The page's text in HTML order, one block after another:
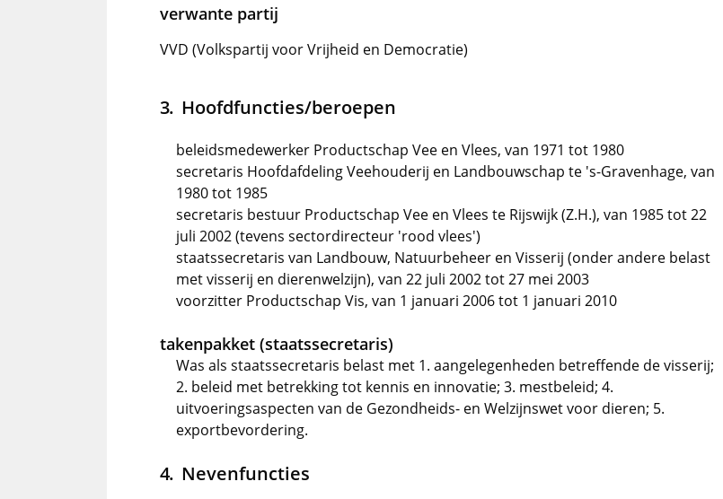
verwante partij
VVD (Volkspartij voor Vrijheid en Democratie)
Hoofdfuncties/beroepen
beleidsmedewerker Productschap Vee en Vlees, van 1971 tot 1980
secretaris Hoofdafdeling Veehouderij en Landbouwschap te 's-Gravenhage, van
1980 tot 1985
secretaris bestuur Productschap Vee en Vlees te Rijswijk (Z.H.), van 1985 tot 22
juli 2002 (tevens sectordirecteur 'rood vlees')
staatssecretaris van Landbouw, Natuurbeheer en Visserij (onder andere belast
met visserij en dierenwelzijn), van 22 juli 2002 tot 27 mei 2003
voorzitter Productschap Vis, van 1 januari 2006 tot 1 januari 2010
takenpakket (staatssecretaris)
Was als staatssecretaris belast met 1. aangelegenheden betreffende de visserij;
2. beleid met betrekking tot kennis en innovatie; 3. mestbeleid; 4.
uitvoeringsaspecten van de Gezondheids- en Welzijnswet voor dieren; 5.
exportbevordering.
Nevenfuncties